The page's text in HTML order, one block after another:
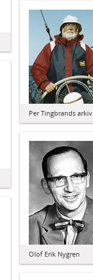
Per Tingbrands arkiv
Olof Erik Nygren